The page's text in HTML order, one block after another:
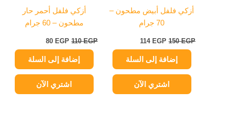
أزكي فلفل أبيض مطحون –
70 جرام
150EGP
114 EGP
إضافة إلى السلة
اشتري الآن
أزكي فلفل أحمر حار
مطحون – 60 جرام
110EGP
80 EGP
إضافة إلى السلة
اشتري الآن